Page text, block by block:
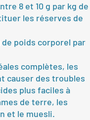
8 et 10 g par kg de
les réserves de
poids corporel par
complètes, les
causer des troubles
plus faciles à
de terre, les
et le muesli.